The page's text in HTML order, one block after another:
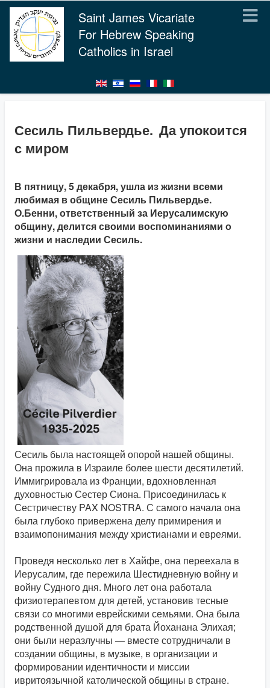
Saint James Vicariate
For Hebrew Speaking
Catholics in Israel
Сесиль Пильвердье. Да упокоится
с миром
В пятницу, 5 декабря, ушла из жизни всеми
любимая в общине Сесиль Пильвердье.
О.Бенни, ответственный за Иерусалимскую
общину, делится своими воспоминаниями о
жизни и наследии Сесиль.
Сесиль была настоящей опорой нашей общины.
Она прожила в Израиле более шести десятилетий.
Иммигрировала из Франции, вдохновленная
духовностью Сестер Сиона. Присоединилась к
Сестричеству PAX NOSTRA. С самого начала она
была глубоко привержена делу примирения и
взаимопонимания между христианами и евреями.
Проведя несколько лет в Хайфе, она переехала в
Иерусалим, где пережила Шестидневную войну и
войну Судного дня. Много лет она работала
физиотерапевтом для детей, установив тесные
связи со многими еврейскими семьями. Она была
родственной душой для брата Йоханана Элихая;
они были неразлучны — вместе сотрудничали в
создании общины, в музыке, в организации и
формировании идентичности и миссии
ивритоязычной католической общины в стране.